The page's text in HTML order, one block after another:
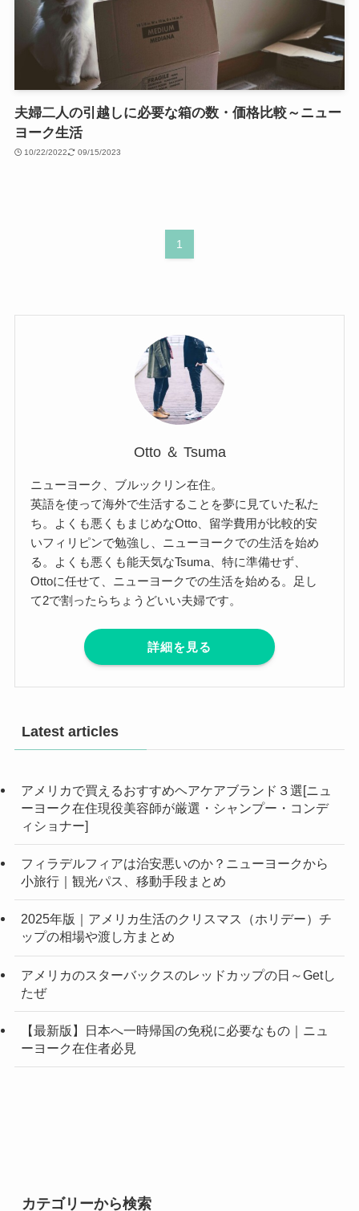
夫婦二人の引越しに必要な箱の数・価格比較～ニュー
ヨーク生活
10/22/2022 09/15/2023
1
Otto ＆ Tsuma
ニューヨーク、ブルックリン在住。
英語を使って海外で生活することを夢に見ていた私た
ち。よくも悪くもまじめなOtto、留学費用が比較的安
いフィリピンで勉強し、ニューヨークでの生活を始め
る。よくも悪くも能天気なTsuma、特に準備せず、
Ottoに任せて、ニューヨークでの生活を始める。足し
て2で割ったらちょうどいい夫婦です。
詳細を見る
Latest articles
アメリカで買えるおすすめヘアケアブランド３選[ニュ
ーヨーク在住現役美容師が厳選・シャンプー・コンデ
ィショナー]
フィラデルフィアは治安悪いのか？ニューヨークから
小旅行｜観光パス、移動手段まとめ
2025年版｜アメリカ生活のクリスマス（ホリデー）チ
ップの相場や渡し方まとめ
アメリカのスターバックスのレッドカップの日～Getし
たぜ
【最新版】日本へ一時帰国の免税に必要なもの｜ニュ
ーヨーク在住者必見
カテゴリーから検索